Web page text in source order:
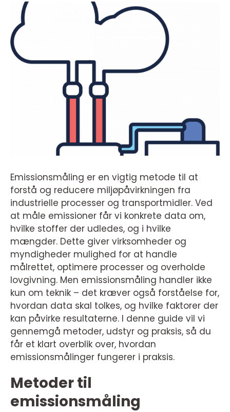
Emissionsmåling er en vigtig metode til at
forstå og reducere miljøpåvirkningen fra
industrielle processer og transportmidler. Ved
at måle emissioner får vi konkrete data om,
hvilke stoffer der udledes, og i hvilke
mængder. Dette giver virksomheder og
myndigheder mulighed for at handle
målrettet, optimere processer og overholde
lovgivning. Men emissionsmåling handler ikke
kun om teknik – det kræver også forståelse for,
hvordan data skal tolkes, og hvilke faktorer der
kan påvirke resultaterne. I denne guide vil vi
gennemgå metoder, udstyr og praksis, så du
får et klart overblik over, hvordan
emissionsmålinger fungerer i praksis.
Metoder til
emissionsmåling